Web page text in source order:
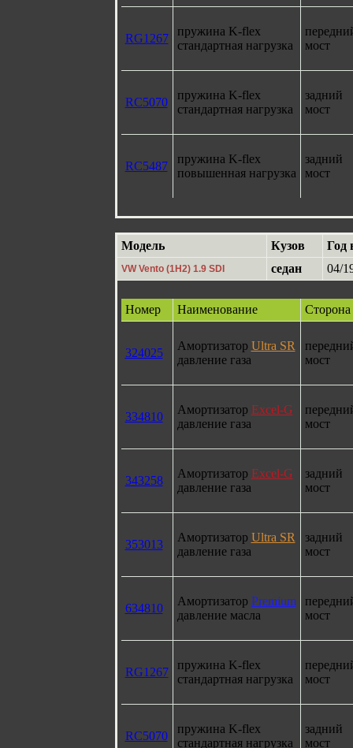
RG1267
пружина K-flex
стандартная нагрузка
мост
RC5070
пружина K-flex
стандартная нагрузка
задний
мост
RC5487
пружина K-flex
повышенная нагрузка
задний
мост
Модель Кузов Год
VW Vento (1H2) 1.9 SDI седан 04/
Номер Наименование Сторона
324025
Амортизатор Ultra SR
давление газа
мост
334810
Амортизатор Excel-G
давление газа
мост
343258
Амортизатор Excel-G
давление газа
задний
мост
353013
Амортизатор Ultra SR
давление газа
задний
мост
634810
Амортизатор Premium
давление масла
мост
RG1267
пружина K-flex
стандартная нагрузка
мост
RC5070
пружина K-flex
стандартная нагрузка
задний
мост